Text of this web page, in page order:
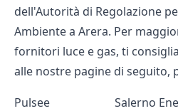
dell'Autorità di Regolazione
Ambiente a Arera. Per
fornitori luce e gas, ti
alle nostre pagine di seguito,
Pulsee
Salerno